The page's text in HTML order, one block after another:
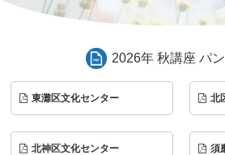
2026年 秋講座 パ
東灘区文化センター 北
北神区文化センター 須